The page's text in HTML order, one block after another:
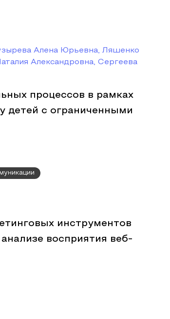
Алена Юрьевна, Ляшенко
Александровна, Сергеева
процессов в рамках
детей с ограниченными
инструментов
восприятия веб-